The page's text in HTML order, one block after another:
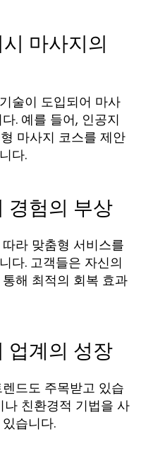
마사지의
술이 도입되어 마사
. 예를 들어, 인공지
마사지 코스를 제안
다.
경험의 부상
라 맞춤형 서비스를
다. 고객들은 자신의
해 최적의 회복 효과
업계의 성장
드도 주목받고 있습
나 친환경적 기법을 사
습니다.